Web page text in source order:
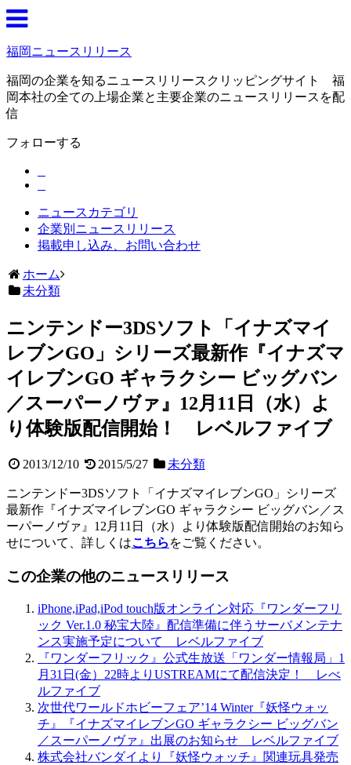
福岡ニュースリリース
福岡の企業を知るニュースリリースクリッピングサイト 福
岡本社の全ての上場企業と主要企業のニュースリリースを配
信
フォローする
ニュースカテゴリ
企業別ニュースリリース
掲載申し込み、お問い合わせ
ホーム
未分類
ニンテンドー3DSソフト「イナズマイ
レブンGO」シリーズ最新作『イナズマ
イレブンGO ギャラクシー ビッグバン
／スーパーノヴァ』12月11日（水）よ
り体験版配信開始！ レベルファイブ
2013/12/10 2015/5/27 未分類
ニンテンドー3DSソフト「イナズマイレブンGO」シリーズ
最新作『イナズマイレブンGO ギャラクシー ビッグバン／ス
ーパーノヴァ』12月11日（水）より体験版配信開始のお知ら
せについて、詳しくはこちら をご覧ください。
この企業の他のニュースリリース
iPhone,iPad,iPod touch版オンライン対応『ワンダーフリ
ック Ver.1.0 秘宝大陸』配信準備に伴うサーバメンテナ
ンス実施予定について レベルファイブ
『ワンダーフリック』公式生放送「ワンダー情報局」1
月31日(金）22時よりUSTREAMにて配信決定！ レべ
ルファイブ
次世代ワールドホビーフェア’14 Winter『妖怪ウォッ
チ』『イナズマイレブンGO ギャラクシー ビッグバン
／スーパーノヴァ』出展のお知らせ レベルファイブ
株式会社バンダイより『妖怪ウォッチ』関連玩具発売